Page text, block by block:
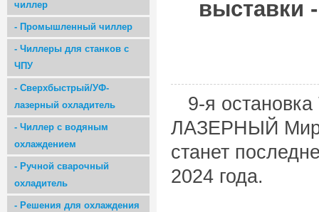
чиллер
- Промышленный чиллер
- Чиллеры для станков с
ЧПУ
- Сверхбыстрый/УФ-
лазерный охладитель
- Чиллер с водяным
охлаждением
- Ручной сварочный
охладитель
- Решения для охлаждения
9-я
ЛАЗЕРНЫЙ
станет
2024 года.